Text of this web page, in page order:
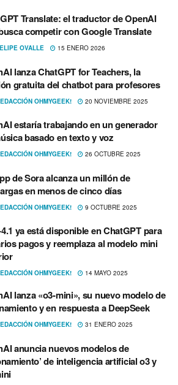
Translate: el traductor de OpenAI
competir con Google Translate
OVALLE 15 ENERO 2026
lanza ChatGPT for Teachers, la
gratuita del chatbot para profesores
OHMYGEEK! 20 NOVIEMBRE 2025
estaría trabajando en un generador
basado en texto y voz
OHMYGEEK! 26 OCTUBRE 2025
de Sora alcanza un millón de
en menos de cinco días
OHMYGEEK! 9 OCTUBRE 2025
ya está disponible en ChatGPT para
pagos y reemplaza al modelo mini
OHMYGEEK! 14 MAYO 2025
lanza «o3-mini», su nuevo modelo de
y en respuesta a DeepSeek
OHMYGEEK! 31 ENERO 2025
anuncia nuevos modelos de
de inteligencia artificial o3 y